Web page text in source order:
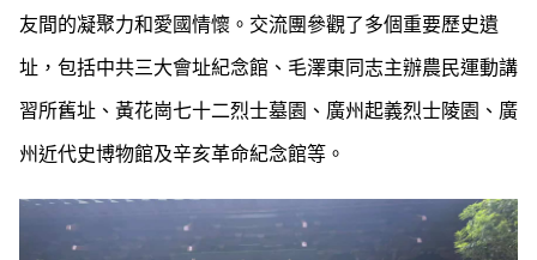
友間的凝聚力和愛國情懷。交流團參觀了多個重要歷史遺
址，包括中共三大會址紀念館、毛澤東同志主辦農民運動講
習所舊址、黃花崗七十二烈士墓園、廣州起義烈士陵園、廣
州近代史博物館及辛亥革命紀念館等。